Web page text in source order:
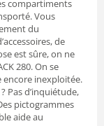
compartiments
Vous
du
de
est sûre, on ne
280. On se
inexploitée.
Pas d’inquiétude,
pictogrammes
aide au